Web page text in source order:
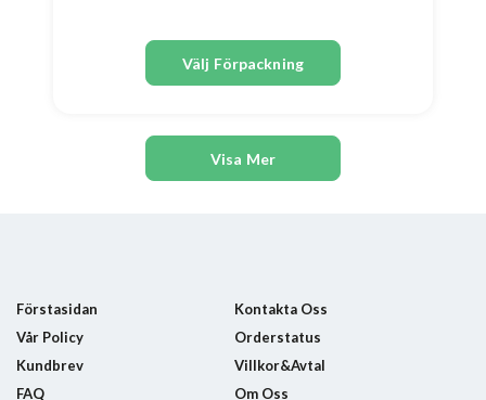
Välj Förpackning
Visa Mer
Förstasidan
Kontakta Oss
Vår Policy
Orderstatus
Kundbrev
Villkor&Avtal
FAQ
Om Oss